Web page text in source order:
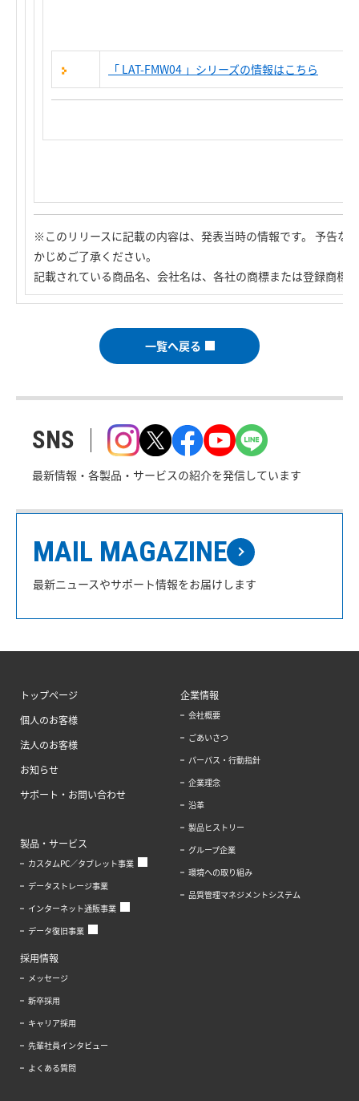
「 LAT-FMW04 」シリーズの情報はこちら
※このリリースに記載の内容は、発表当時の情報です。 予告な
かじめご了承ください。
記載されている商品名、会社名は、各社の商標または登録商標
一覧へ戻る
SNS
最新情報・各製品・サービスの紹介を発信しています
MAIL MAGAZINE
最新ニュースやサポート情報をお届けします
トップページ
個人のお客様
法人のお客様
お知らせ
サポート・お問い合わせ
製品・サービス
カスタムPC／タブレット事業
データストレージ事業
インターネット通販事業
データ復旧事業
企業情報
会社概要
ごあいさつ
パーパス・行動指針
企業理念
沿革
製品ヒストリー
グループ企業
環境への取り組み
品質管理マネジメントシステム
採用情報
メッセージ
新卒採用
キャリア採用
先輩社員インタビュー
よくある質問